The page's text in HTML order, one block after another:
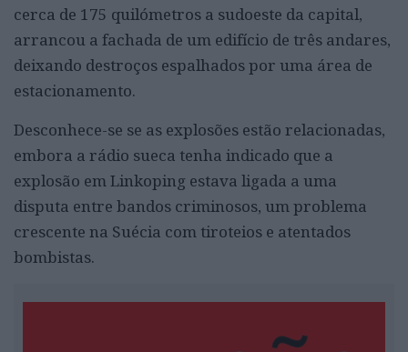
cerca de 175 quilómetros a sudoeste da capital,
arrancou a fachada de um edifício de três andares,
deixando destroços espalhados por uma área de
estacionamento.
Desconhece-se se as explosões estão relacionadas,
embora a rádio sueca tenha indicado que a
explosão em Linkoping estava ligada a uma
disputa entre bandos criminosos, um problema
crescente na Suécia com tiroteios e atentados
bombistas.